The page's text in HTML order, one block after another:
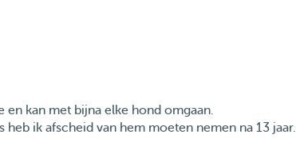
en kan met bijna elke hond omgaan.
ik afscheid van hem moeten nemen na 13 jaar.